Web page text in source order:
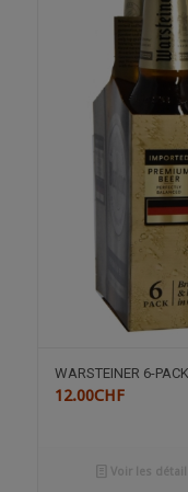
WARSTEINER 6-PACK
12.00CHF
Voir les